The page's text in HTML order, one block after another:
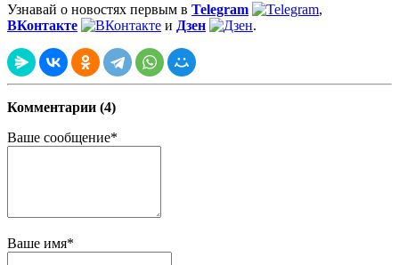
Узнавай о новостях первым в Telegram
,
ВКонтакте
и Дзен .
Комментарии (4)
Ваше сообщение*
Ваше имя*